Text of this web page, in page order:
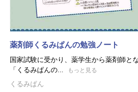
薬剤師くるみぱんの勉強ノート
国家試験に受かり、薬学生から薬剤師と
「くるみぱんの...
もっと見る
くるみぱん